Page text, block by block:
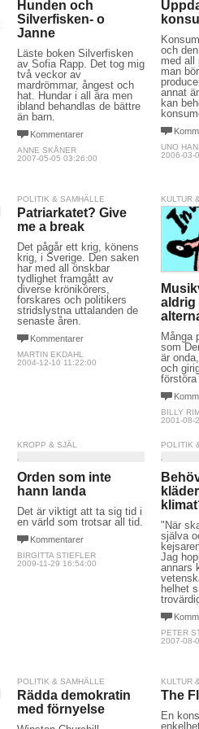
Hunden och
Silverfisken- o
Janne
Läste boken Silverfisken
av Sofia Rapp. Det tog mig
två veckor av
mardrömmar, ångest och
hat. Hundar i all ära men
ibland behandlas de bättre
än barn.
Kommentarer
ANNE SKÅNER
2007-05-05 03:26:00
och
med all
man
annat
kan
UNO
2006-03-
POLITIK & SAMHÄLLE
Patriarkatet? Give
me a break
Det pågår ett krig, könens
krig, i Sverige. Den saken
har med all önskbar
tydlighet framgått av
diverse krönikörers,
forskares och politikers
stridslystna uttalanden de
senaste åren.
Kommentarer
MARTIN EKDAHL
2004-12-10 11:22:00
KULTUR
aldrig
Många
som
är
och
BILLY
2001-08-
KROPP & SJÄL
Orden som inte
hann landa
Det är viktigt att ta sig tid i
en värld som trotsar all tid.
Kommentarer
BIRGITTA STIEFLER
2009-11-29 16:54:00
POLITIK
"När
själva
Jag
annars
helhet
PETER
2007-08-
POLITIK & SAMHÄLLE
Rädda demokratin
med förnyelse
KULTUR
The
En